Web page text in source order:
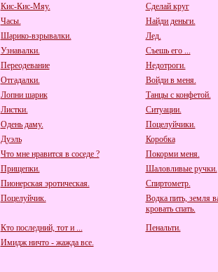
Кис-Кис-Мяу.
Сделай круг
Часы.
Найди деньги.
Шарико-взрывалки.
Лед.
Узнавалки.
Съешь его ...
Переодевание
Недотроги.
Отгадалки.
Войди в меня.
Лопни шарик
Танцы с конфетой.
Листки.
Ситуации.
Одень даму.
Поцелуйчики.
Дуэль
Коробка
Что мне нравится в соседе ?
Покорми меня.
Прищепки.
Шаловливые ручки.
Пионерская эротическая.
Спиртометр.
Поцелуйчик.
Водка пить, земля
кровать спать.
Кто последний, тот и ...
Пенальти.
Имидж ничто - жажда все.